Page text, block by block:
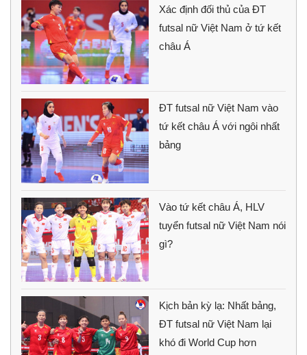
Xác định đối thủ của ĐT
futsal nữ Việt Nam ở tứ kết
châu Á
ĐT futsal nữ Việt Nam vào
tứ kết châu Á với ngôi nhất
bảng
Vào tứ kết châu Á, HLV
tuyển futsal nữ Việt Nam nói
gì?
Kịch bản kỳ lạ: Nhất bảng,
ĐT futsal nữ Việt Nam lại
khó đi World Cup hơn